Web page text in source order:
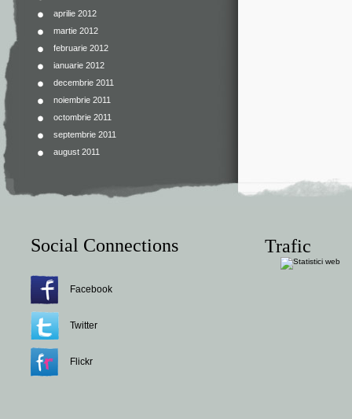
aprilie 2012
martie 2012
februarie 2012
ianuarie 2012
decembrie 2011
noiembrie 2011
octombrie 2011
septembrie 2011
august 2011
Social Connections
Facebook
Twitter
Flickr
Trafic